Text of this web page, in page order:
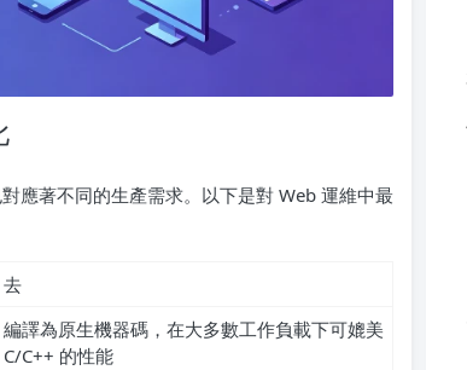
應著不同的生產需求。以下是對 Web 運維中最
去
編譯為原生機器碼，在大多數工作負載下可媲美
C/C++ 的性能